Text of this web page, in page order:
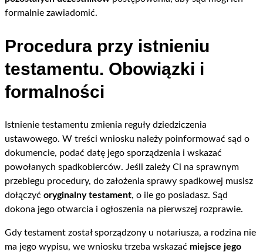
formalnie zawiadomić.
Procedura przy istnieniu
testamentu. Obowiązki i
formalności
Istnienie testamentu zmienia reguły dziedziczenia
ustawowego. W treści wniosku należy poinformować sąd o
dokumencie, podać datę jego sporządzenia i wskazać
powołanych spadkobierców. Jeśli zależy Ci na sprawnym
przebiegu procedury, do założenia sprawy spadkowej musisz
dołączyć oryginalny testament, o ile go posiadasz. Sąd
dokona jego otwarcia i ogłoszenia na pierwszej rozprawie.
Gdy testament został sporządzony u notariusza, a rodzina nie
ma jego wypisu, we wniosku trzeba wskazać miejsce jego